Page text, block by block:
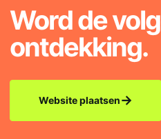
Word de
ontdekking.
Website plaatsen→